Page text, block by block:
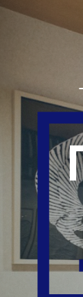
大阪・関西の民泊